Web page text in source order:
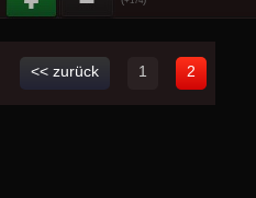
<< zurück 1 2